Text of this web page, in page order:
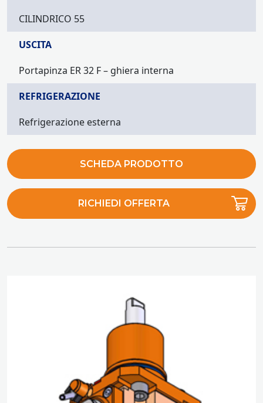
CILINDRICO 55
USCITA
Portapinza ER 32 F – ghiera interna
REFRIGERAZIONE
Refrigerazione esterna
SCHEDA PRODOTTO
RICHIEDI OFFERTA